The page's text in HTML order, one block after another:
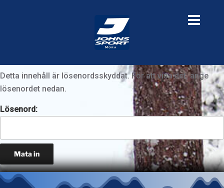
Detta innehåll är lösenordsskyddat. För att visa det, ange
lösenordet nedan.
Lösenord: